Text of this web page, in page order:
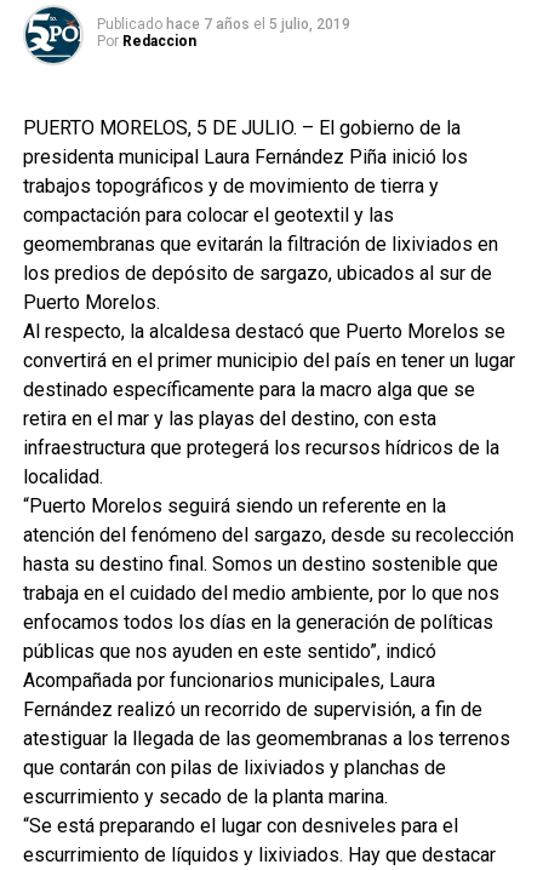
Publicado hace 7 años el 5 julio, 2019
Por Redaccion
PUERTO MORELOS, 5 DE JULIO. – El gobierno de la
presidenta municipal Laura Fernández Piña inició los
trabajos topográficos y de movimiento de tierra y
compactación para colocar el geotextil y las
geomembranas que evitarán la filtración de lixiviados en
los predios de depósito de sargazo, ubicados al sur de
Puerto Morelos.
Al respecto, la alcaldesa destacó que Puerto Morelos se
convertirá en el primer municipio del país en tener un lugar
destinado específicamente para la macro alga que se
retira en el mar y las playas del destino, con esta
infraestructura que protegerá los recursos hídricos de la
localidad.
“Puerto Morelos seguirá siendo un referente en la
atención del fenómeno del sargazo, desde su recolección
hasta su destino final. Somos un destino sostenible que
trabaja en el cuidado del medio ambiente, por lo que nos
enfocamos todos los días en la generación de políticas
públicas que nos ayuden en este sentido”, indicó
Acompañada por funcionarios municipales, Laura
Fernández realizó un recorrido de supervisión, a fin de
atestiguar la llegada de las geomembranas a los terrenos
que contarán con pilas de lixiviados y planchas de
escurrimiento y secado de la planta marina.
“Se está preparando el lugar con desniveles para el
escurrimiento de líquidos y lixiviados. Hay que destacar